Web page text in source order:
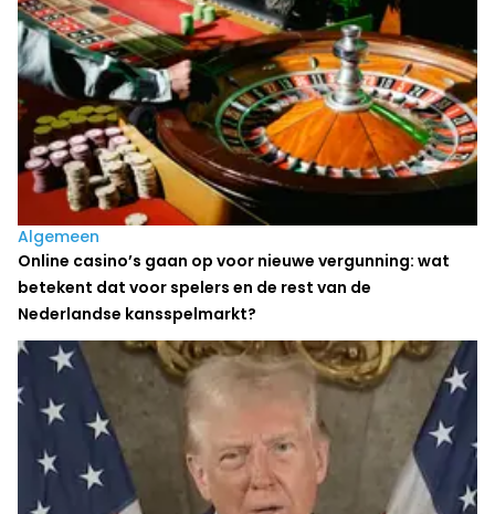
Algemeen
Online casino’s gaan op voor nieuwe vergunning: wat
betekent dat voor spelers en de rest van de
Nederlandse kansspelmarkt?